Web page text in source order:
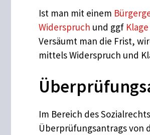
Ist man mit einem
Widerspruch und ggf
Versäumt man die Frist,
mittels Widerspruch und
Im Bereich des
Überprüfungsantrags von